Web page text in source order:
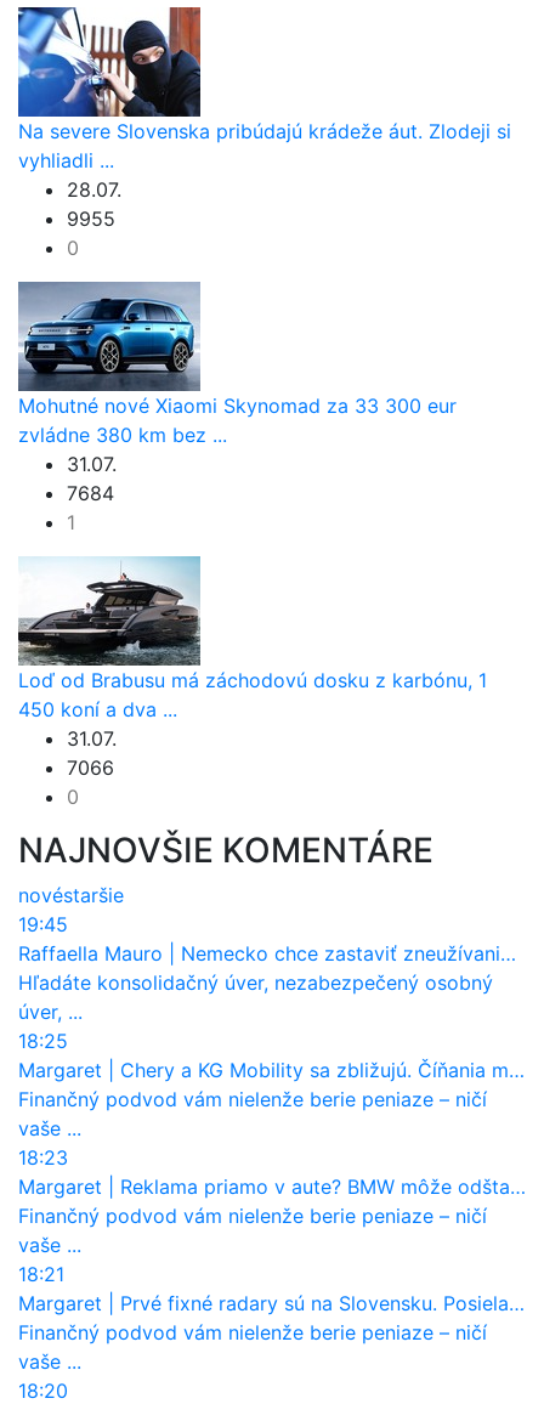
Na severe Slovenska pribúdajú krádeže áut. Zlodeji si
vyhliadli ...
28.07.
9955
0
Mohutné nové Xiaomi Skynomad za 33 300 eur
zvládne 380 km bez ...
31.07.
7684
1
Loď od Brabusu má záchodovú dosku z karbónu, 1
450 koní a dva ...
31.07.
7066
0
NAJNOVŠIE KOMENTÁRE
novéstaršie
19:45
Raffaella Mauro
Nemecko chce zastaviť zneužívanie dotácií na elektromobily. Pritvrdí pravidlá
Hľadáte konsolidačný úver, nezabezpečený osobný
úver, ...
18:25
Margaret
Chery a KG Mobility sa zbližujú. Číňania môžu získať 10 % bývalého SsangYongu
Finančný podvod vám nielenže berie peniaze – ničí
vaše ...
18:23
Margaret
Reklama priamo v aute? BMW môže odštartovať nový trend
Finančný podvod vám nielenže berie peniaze – ničí
vaše ...
18:21
Margaret
Prvé fixné radary sú na Slovensku. Posielajú už pokuty? Ukáže ich Waze?
Finančný podvod vám nielenže berie peniaze – ničí
vaše ...
18:20